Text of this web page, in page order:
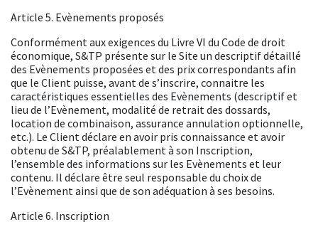
Article 5. Evènements proposés
Conformément aux exigences du Livre VI du Code de droit
économique, S&TP présente sur le Site un descriptif détaillé
des Evènements proposées et des prix correspondants afin
que le Client puisse, avant de s’inscrire, connaitre les
caractéristiques essentielles des Evènements (descriptif et
lieu de l’Evènement, modalité de retrait des dossards,
location de combinaison, assurance annulation optionnelle,
etc.). Le Client déclare en avoir pris connaissance et avoir
obtenu de S&TP, préalablement à son Inscription,
l’ensemble des informations sur les Evènements et leur
contenu. Il déclare être seul responsable du choix de
l’Evènement ainsi que de son adéquation à ses besoins.
Article 6. Inscription